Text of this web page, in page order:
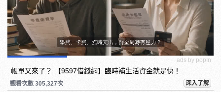
ads by popIn
帳單又來了？ 【9597借錢網】臨時補生活資金就是快！
觀看次數 305,327次 深入了解